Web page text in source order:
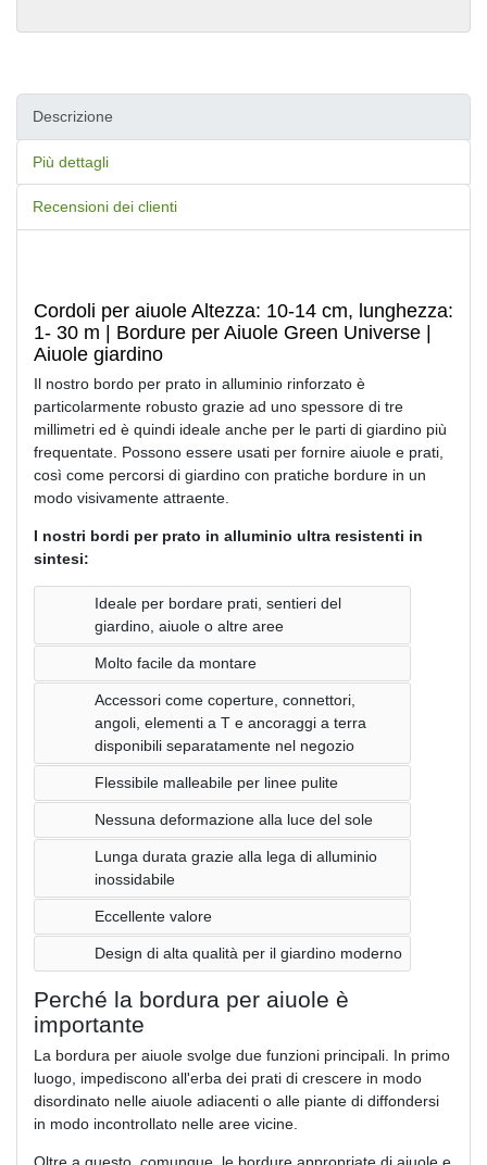
Descrizione
Più dettagli
Recensioni dei clienti
Cordoli per aiuole Altezza: 10-14 cm, lunghezza:
1- 30 m | Bordure per Aiuole Green Universe |
Aiuole giardino
Il nostro bordo per prato in alluminio rinforzato è
particolarmente robusto grazie ad uno spessore di tre
millimetri ed è quindi ideale anche per le parti di giardino più
frequentate. Possono essere usati per fornire aiuole e prati,
così come percorsi di giardino con pratiche bordure in un
modo visivamente attraente.
I nostri bordi per prato in alluminio ultra resistenti in
sintesi:
Ideale per bordare prati, sentieri del
giardino, aiuole o altre aree
Molto facile da montare
Accessori come coperture, connettori,
angoli, elementi a T e ancoraggi a terra
disponibili separatamente nel negozio
Flessibile malleabile per linee pulite
Nessuna deformazione alla luce del sole
Lunga durata grazie alla lega di alluminio
inossidabile
Eccellente valore
Design di alta qualità per il giardino moderno
Perché la bordura per aiuole è
importante
La bordura per aiuole svolge due funzioni principali. In primo
luogo, impediscono all'erba dei prati di crescere in modo
disordinato nelle aiuole adiacenti o alle piante di diffondersi
in modo incontrollato nelle aree vicine.